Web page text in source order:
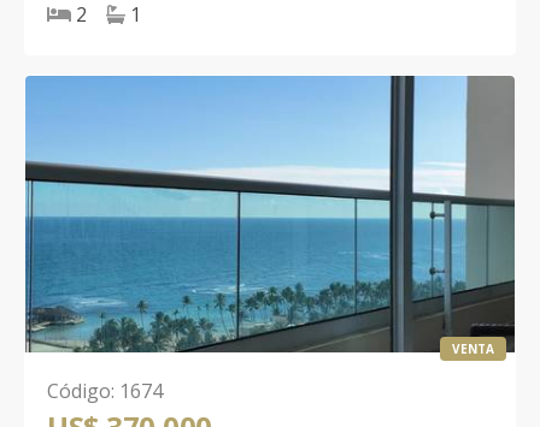
2 1
VENTA
Código: 1674